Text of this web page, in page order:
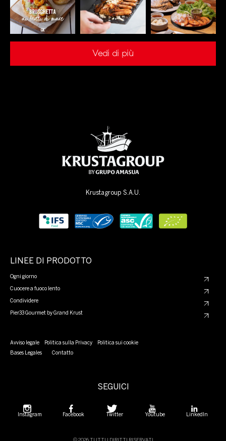
Vedi di più
Krustagroup S.A.U.
LINEE DI PRODOTTO
Ogni giorno
Cuocere a fuoco lento
Condividere
Pier33 Gourmet by Grand Krust
Avviso legale Politica sulla Privacy Politica sui cookie
Bases Legales Contatto
SEGUICI
Instagram Facebook Twitter Youtube LinkedIn